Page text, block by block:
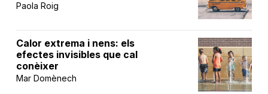
Paola Roig
Calor extrema i nens: els
efectes invisibles que cal
conèixer
Mar Domènech